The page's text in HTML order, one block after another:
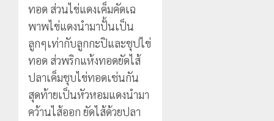
ทอด ส่วนไข่แดงเค็มคัดเฉ
พาพไข่แดงนำมาปั้นเป็น
ลูกๆเท่ากับลูกกะปิและชุปไข่
ทอด ส่วพริกแห้งทอดยัดไส้
ปลาเค็มชุบไข่ทอดเช่นกัน
สุดท้ายเป็นหัวหอมแดงนำมา
คว้านไส้ออก ยัดไส้ด้วยปลา